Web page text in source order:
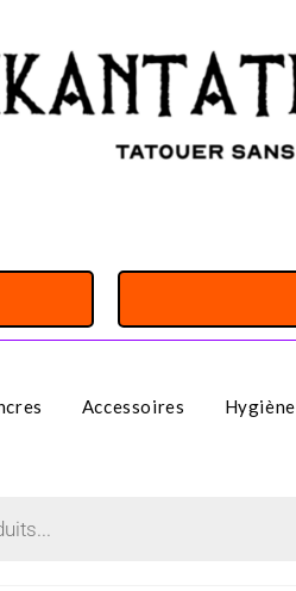
Accessoires Hygiène